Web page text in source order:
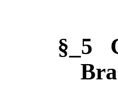
§_5